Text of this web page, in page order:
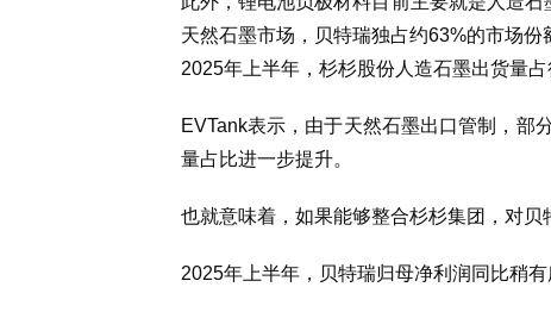
天然石墨市场，贝特瑞独占约63%的市场
2025年上半年，杉杉股份人造石墨出货量
EVTank表示，由于天然石墨出口管制，部
量占比进一步提升。
也就意味着，如果能够整合杉杉集团，对贝
2025年上半年，贝特瑞归母净利润同比稍有